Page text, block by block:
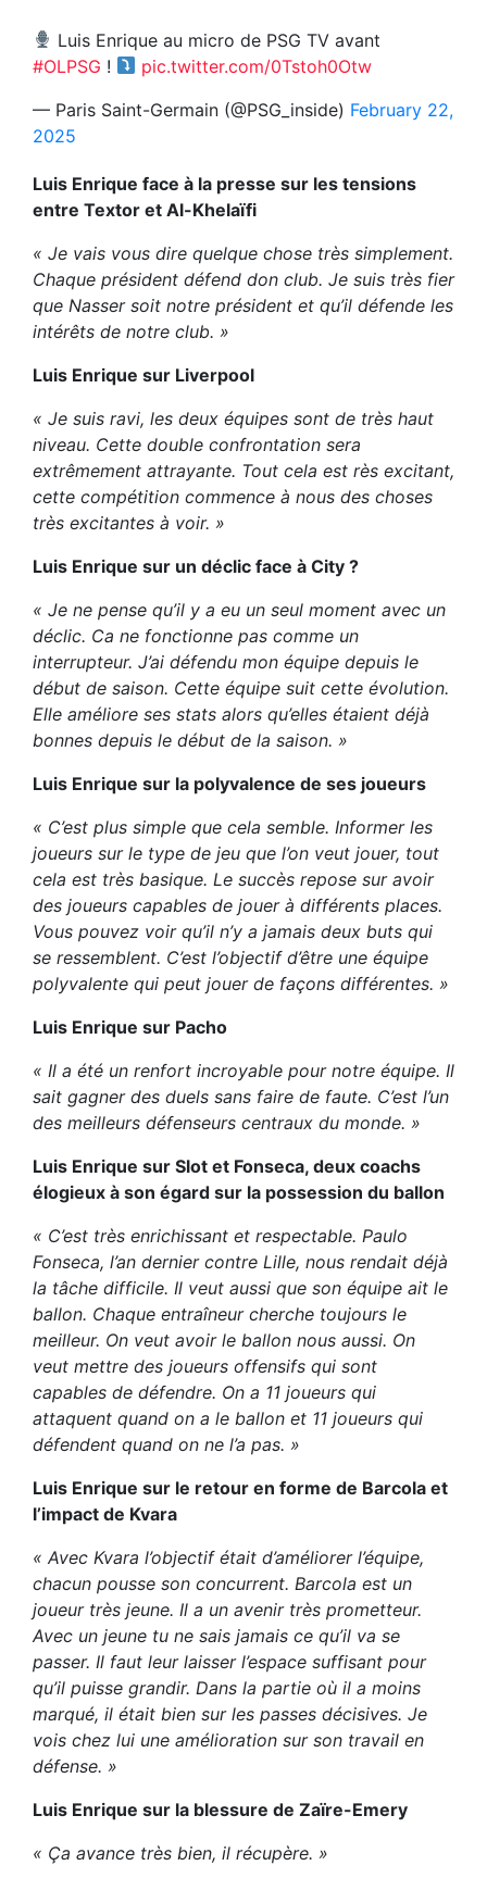
Luis Enrique au micro de PSG TV avant
#OLPSG !
pic.twitter.com/0Tstoh0Otw
— Paris Saint-Germain (@PSG_inside) February 22,
2025
Luis Enrique face à la presse sur les tensions
entre Textor et Al-Khelaïfi
« Je vais vous dire quelque chose très simplement.
Chaque président défend don club. Je suis très fier
que Nasser soit notre président et qu’il défende les
intérêts de notre club. »
Luis Enrique sur Liverpool
« Je suis ravi, les deux équipes sont de très haut
niveau. Cette double confrontation sera
extrêmement attrayante. Tout cela est rès excitant,
cette compétition commence à nous des choses
très excitantes à voir. »
Luis Enrique sur un déclic face à City ?
« Je ne pense qu’il y a eu un seul moment avec un
déclic. Ca ne fonctionne pas comme un
interrupteur. J’ai défendu mon équipe depuis le
début de saison. Cette équipe suit cette évolution.
Elle améliore ses stats alors qu’elles étaient déjà
bonnes depuis le début de la saison. »
Luis Enrique sur la polyvalence de ses joueurs
« C’est plus simple que cela semble. Informer les
joueurs sur le type de jeu que l’on veut jouer, tout
cela est très basique. Le succès repose sur avoir
des joueurs capables de jouer à différents places.
Vous pouvez voir qu’il n’y a jamais deux buts qui
se ressemblent. C’est l’objectif d’être une équipe
polyvalente qui peut jouer de façons différentes. »
Luis Enrique sur Pacho
« Il a été un renfort incroyable pour notre équipe. Il
sait gagner des duels sans faire de faute. C’est l’un
des meilleurs défenseurs centraux du monde. »
Luis Enrique sur Slot et Fonseca, deux coachs
élogieux à son égard sur la possession du ballon
« C’est très enrichissant et respectable. Paulo
Fonseca, l’an dernier contre Lille, nous rendait déjà
la tâche difficile. Il veut aussi que son équipe ait le
ballon. Chaque entraîneur cherche toujours le
meilleur. On veut avoir le ballon nous aussi. On
veut mettre des joueurs offensifs qui sont
capables de défendre. On a 11 joueurs qui
attaquent quand on a le ballon et 11 joueurs qui
défendent quand on ne l’a pas. »
Luis Enrique sur le retour en forme de Barcola et
l’impact de Kvara
« Avec Kvara l’objectif était d’améliorer l’équipe,
chacun pousse son concurrent. Barcola est un
joueur très jeune. Il a un avenir très prometteur.
Avec un jeune tu ne sais jamais ce qu’il va se
passer. Il faut leur laisser l’espace suffisant pour
qu’il puisse grandir. Dans la partie où il a moins
marqué, il était bien sur les passes décisives. Je
vois chez lui une amélioration sur son travail en
défense. »
Luis Enrique sur la blessure de Zaïre-Emery
« Ça avance très bien, il récupère. »